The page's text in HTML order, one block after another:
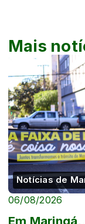
Mais
Notícias de
06/08/2026
Em